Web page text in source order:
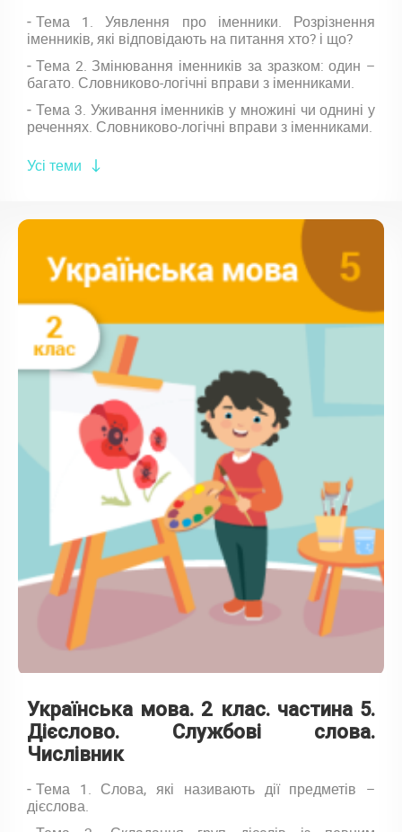
Тема 1. Уявлення про іменники. Розрізнення
іменників, які відповідають на питання хто? і що?
Тема 2. Змінювання іменників за зразком: один –
багато. Словниково-логічні вправи з іменниками.
Тема 3. Уживання іменників у множині чи однині у
реченнях. Словниково-логічні вправи з іменниками.
Усі теми
Українська мова. 2 клас. частина 5.
Дієслово. Службові слова.
Числівник
Тема 1. Слова, які називають дії предметів –
дієслова.